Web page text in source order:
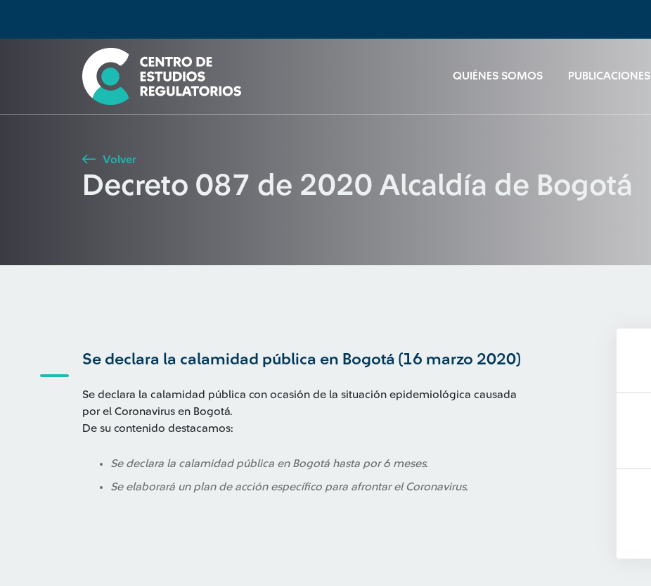
QUIÉNES SOMOS PUBLICACIONES
Seleccione país
Buscar
Volver
Decreto 087 de 2020 Alcaldía de Bogotá
Se declara la calamidad pública en Bogotá (16 marzo 2020)
Se declara la calamidad pública con ocasión de la situación epidemiológica causada
por el Coronavirus en Bogotá.
De su contenido destacamos:
Se declara la calamidad pública en Bogotá hasta por 6 meses.
Se elaborará un plan de acción específico para afrontar el Coronavirus.